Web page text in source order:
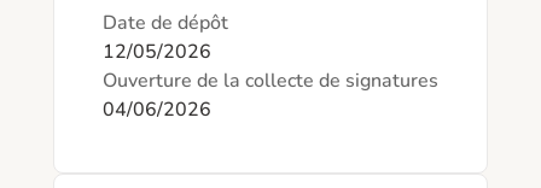
Date de dépôt
12/05/2026
Ouverture de la collecte de signatures
04/06/2026